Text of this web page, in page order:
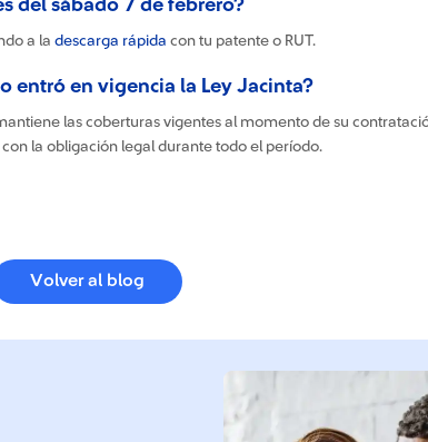
del sábado 7 de febrero?
a la descarga rápida con tu patente o RUT.
entró en vigencia la Ley Jacinta?
las coberturas vigentes al momento de su
la obligación legal durante todo el período.
Volver al blog